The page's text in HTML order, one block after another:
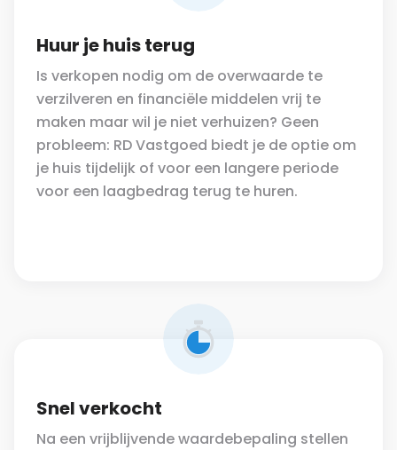
Huur je huis terug
Is verkopen nodig om de overwaarde te
verzilveren en financiële middelen vrij te
maken maar wil je niet verhuizen? Geen
probleem: RD Vastgoed biedt je de optie om
je huis tijdelijk of voor een langere periode
voor een laagbedrag terug te huren.
Snel verkocht
Na een vrijblijvende waardebepaling stellen